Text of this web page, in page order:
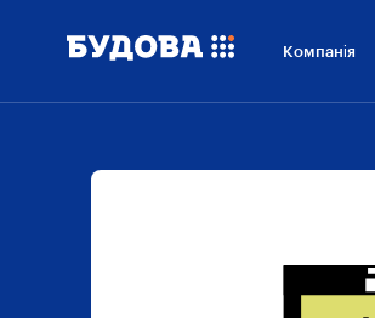
Компанія